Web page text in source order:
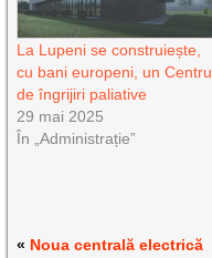
La Lupeni se construiește,
cu bani europeni, un Centru
de îngrijiri paliative
29 mai 2025
În „Administrație”
« Noua centrală electrică